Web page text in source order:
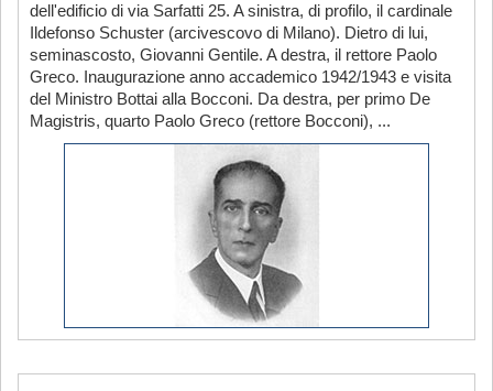
dell'edificio di via Sarfatti 25. A sinistra, di profilo, il cardinale
Ildefonso Schuster (arcivescovo di Milano). Dietro di lui,
seminascosto, Giovanni Gentile. A destra, il rettore Paolo
Greco. Inaugurazione anno accademico 1942/1943 e visita
del Ministro Bottai alla Bocconi. Da destra, per primo De
Magistris, quarto Paolo Greco (rettore Bocconi), ...